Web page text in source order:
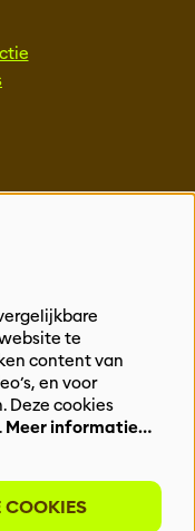
te
content van
en voor
Deze cookies
Meer informatie…
COOKIES